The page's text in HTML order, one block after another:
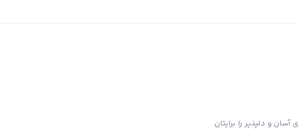
و دلپذیر را برایتان